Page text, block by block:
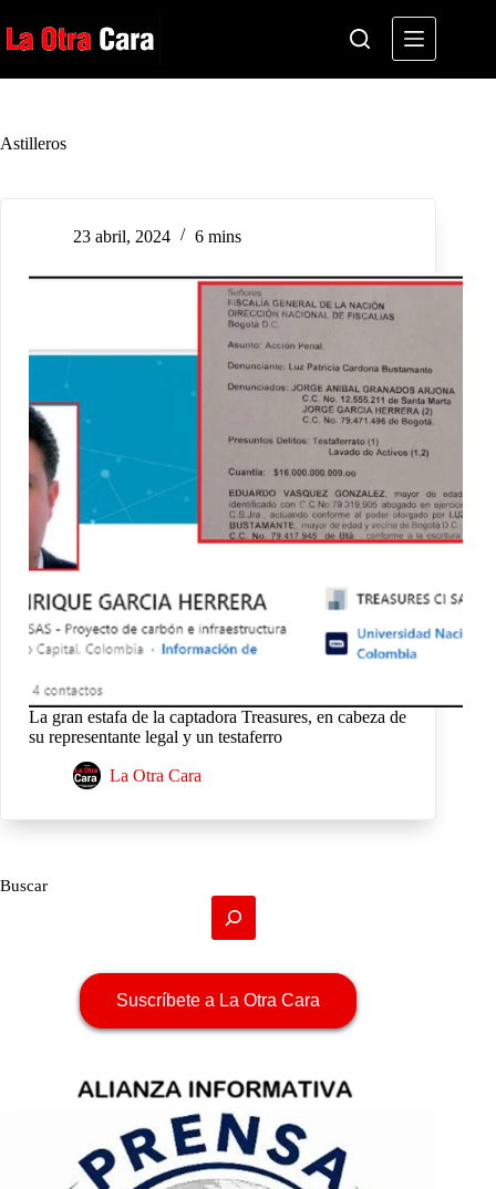
al
contenido
Astilleros
23 abril, 2024 6 mins
La gran estafa de la captadora Treasures, en cabeza de
su representante legal y un testaferro
La Otra Cara
Buscar
Suscríbete a La Otra Cara